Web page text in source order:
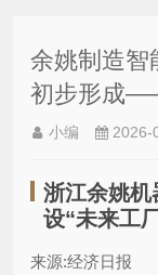
余姚制造智
初步形成
小编 2026-
浙江余姚
设“未来工
来源:经济日报